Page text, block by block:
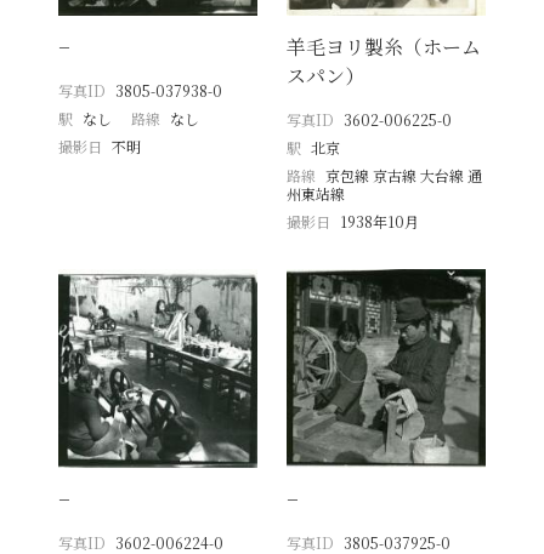
−
写真ID 3805-037938-0
駅 なし 路線 なし
撮影日
不明
羊毛ヨリ製糸（ホーム
スパン）
写真ID 3602-006225-0
駅 北京
路線 京包線 京古線 大台線 通
州東站線
撮影日
1938年10月
−
写真ID 3602-006224-0
−
写真ID 3805-037925-0